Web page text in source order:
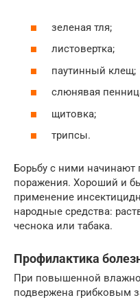
зеленая тля;
листовертка;
паутинный клещ;
слюнявая
щитовка;
трипсы.
Борьбу с ними начинают
поражения. Хороший и
применение
народные средства:
чеснока или табака.
Профилактика
При повышенной
подвержена грибковым